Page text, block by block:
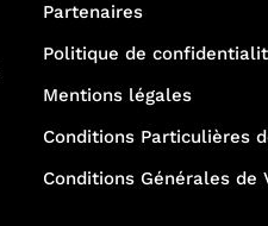
Partenaires
Politique de
Mentions légales
Conditions Particulières
Conditions Générales de